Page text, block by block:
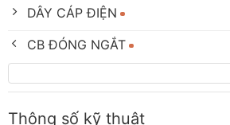
DÂY CÁP ĐIỆN
CB ĐÓNG NGẮT
Thông số kỹ thuật